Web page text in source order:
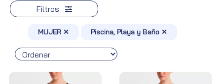
Filtros
MUJER ✕ Piscina, Playa y Baño ✕